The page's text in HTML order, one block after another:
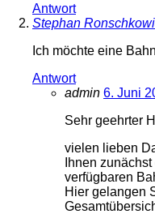
Antwort
Stephan
Ich möchte eine
Antwort
admin 6. Juni
Sehr geehrter
vielen lieben
Ihnen
verfügbaren
Hier gelangen